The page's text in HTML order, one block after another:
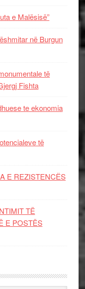
e Malësisë”
në Burgun
të
Fishta
te ekonomia
të
E REZISTENCЁS
TË
E POSTËS